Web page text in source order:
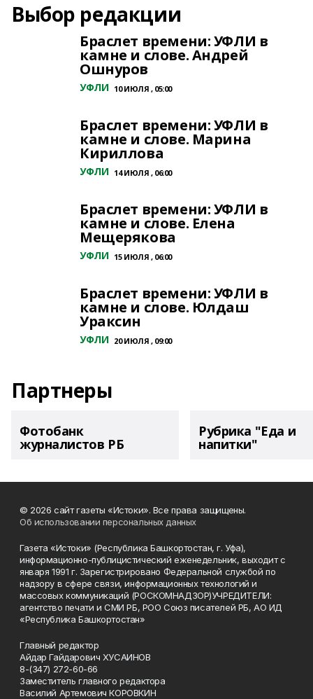
Выбор редакции
Браслет времени: УФЛИ в
камне и слове. Андрей
Ошнуров
УФЛИ 10 ИЮЛЯ , 05:00
Браслет времени: УФЛИ в
камне и слове. Марина
Кириллова
УФЛИ 14 ИЮЛЯ , 06:00
Браслет времени: УФЛИ в
камне и слове. Елена
Мещерякова
УФЛИ 15 ИЮЛЯ , 06:00
Браслет времени: УФЛИ в
камне и слове. Юлдаш
Ураксин
УФЛИ 20 ИЮЛЯ , 09:00
Партнеры
Фотобанк
журналистов РБ
Рубрика "Еда и
напитки"
© 2026 сайт газеты «Истоки». Все права защищены.
Об использовании персональных данных
Газета «Истоки» (Республика Башкортостан, г. Уфа),
информационно-публицистический еженедельник, выходит с
января 1991 г. Зарегистрировано Федеральной службой по
надзору в сфере связи, информационных технологий и
массовых коммуникаций (РОСКОМНАДЗОР)УЧРЕДИТЕЛИ:
агентство печати и СМИ РБ, РОО Союз писателей РБ, АО ИД
«Республика Башкортостан»
Главный редактор
Айдар Гайдарович ХУСАИНОВ
8-(347) 272-60-66
Заместитель главного редактора
Василий Артемович КОРОВКИН